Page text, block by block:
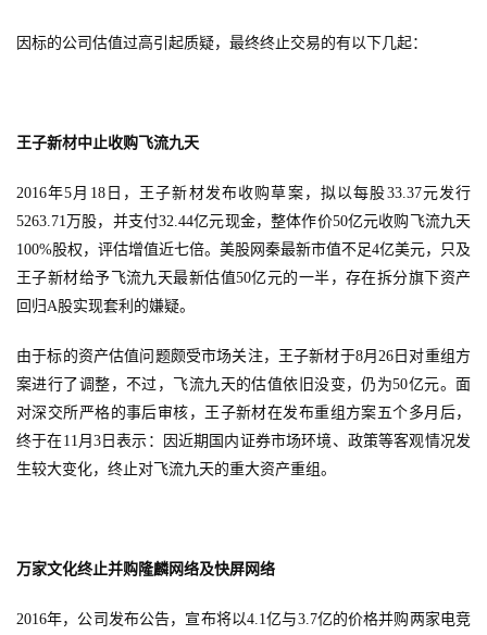
因标的公司估值过高引起质疑，最终终止交易的有以下几起：
王子新材中止收购飞流九天
2016年5月18日，王子新材发布收购草案，拟以每股33.37元发行
5263.71万股，并支付32.44亿元现金，整体作价50亿元收购飞流九天
100%股权，评估增值近七倍。 美股网秦最新市值不足4亿美元，只及
王子新材给予飞流九天最新估值50亿元的一半，存在拆分旗下资产
回归A股实现套利的嫌疑。
由于标的资产估值问题颇受市场关注，
王子新材于8月26日对重组方
案进行了调整，不过，飞流九天的估值依旧没变，仍为50亿元。面
对深交所严格的事后审核，王子新材在发布重组方案五个多月后，
终于在11月3日表示：因近期国内证券市场环境、政策等客观情况发
生较大变化，终止对飞流九天的重大资产重组。
万家文化终止并购隆麟网络及快屏网络
2016年，公司发布公告，宣布将以4.1亿与3.7亿的价格并购两家电竞